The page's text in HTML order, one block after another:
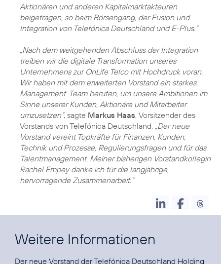
Aktionären und anderen Kapitalmarktakteuren
beigetragen, so beim Börsengang, der Fusion und
Integration von Telefónica Deutschland und E-Plus.“
„Nach dem weitgehenden Abschluss der Integration
treiben wir die digitale Transformation unseres
Unternehmens zur OnLife Telco mit Hochdruck voran.
Wir haben mit dem erweiterten Vorstand ein starkes
Management-Team berufen, um unsere Ambitionen im
Sinne unserer Kunden, Aktionäre und Mitarbeiter
umzusetzen“, sagte Markus Haas, Vorsitzender des
Vorstands von Telefónica Deutschland.
„Der neue
Vorstand vereint Topkräfte für Finanzen, Kunden,
Technik und Prozesse, Regulierungsfragen und für das
Talentmanagement. Meiner bisherigen Vorstandkollegin
Rachel Empey danke ich für die langjährige,
hervorragende Zusammenarbeit.“
Weitere Informationen
Der neue Vorstand der Telefónica Deutschland Holding